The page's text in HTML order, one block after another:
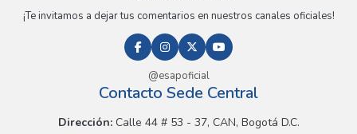
¡Te invitamos a dejar tus comentarios en nuestros canales oficiales!
@esapoficial
Contacto Sede Central
Dirección:Calle 44 # 53 - 37, CAN, Bogotá D.C.